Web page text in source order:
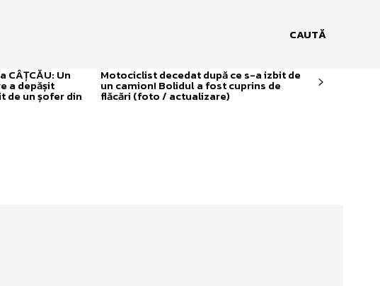
CAUTĂ
CÂȚCĂU: Un
a depășit
de un șofer din
Motociclist decedat după ce s-a izbit de
un camion! Bolidul a fost cuprins de
flăcări (foto / actualizare)